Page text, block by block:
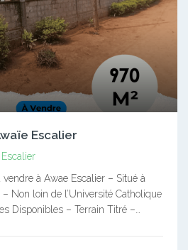
Escalier
à Awae Escalier – Situé à
Non loin de l’Université Catholique
Disponibles – Terrain Titré –…